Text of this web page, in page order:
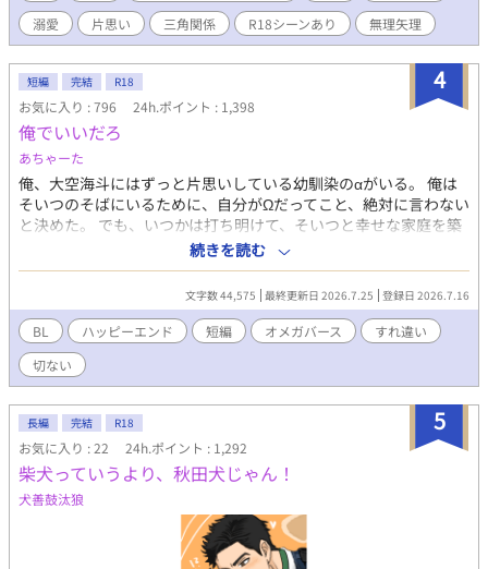
溺愛
片思い 三角関係 R18シーンあり 無理矢理
4
短編 完結 R18
お気に入り : 796 24h.ポイント : 1,398
俺でいいだろ
あちゃーた
俺、大空海斗にはずっと片思いしている幼馴染のαがいる。 俺は
そいつのそばにいるために、自分がΩだってこと、絶対に言わない
と決めた。 でも、いつかは打ち明けて、そいつと幸せな家庭を築
きたい。 そんなこと思ってた。 でも、そいつは俺じゃなくて、違
うやつを好きになったらしい。 何で俺じゃダメなんだ？ あんなぽ
っと出のΩ野郎なんかより、俺の方がずっとずっと好きだったの
に。 だから、やってはいけないことをした。 それ以降、幼馴染と
は連絡を絶った。 そして俺は、思惑通り、俺よりも大事な、あい
つとの宝物を手に入れた。 それから至って普通の大学生として生
活していた。 けれども、突如、件の幼馴染が現れて… 0話〜10話
＋1話
続きを読む
文字数 44,575 最終更新日 2026.7.25 登録日 2026.7.16
BL ハッピーエンド 短編 オメガバース
すれ違い
切ない
5
長編 完結 R18
お気に入り : 22 24h.ポイント : 1,292
柴犬っていうより、秋田犬じゃん！
犬善鼓汰狼